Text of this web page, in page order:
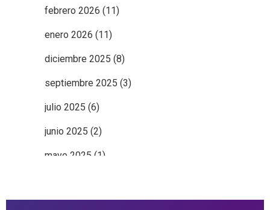
febrero 2026 (11)
enero 2026 (11)
diciembre 2025 (8)
septiembre 2025 (3)
julio 2025 (6)
junio 2025 (2)
mayo 2025 (1)